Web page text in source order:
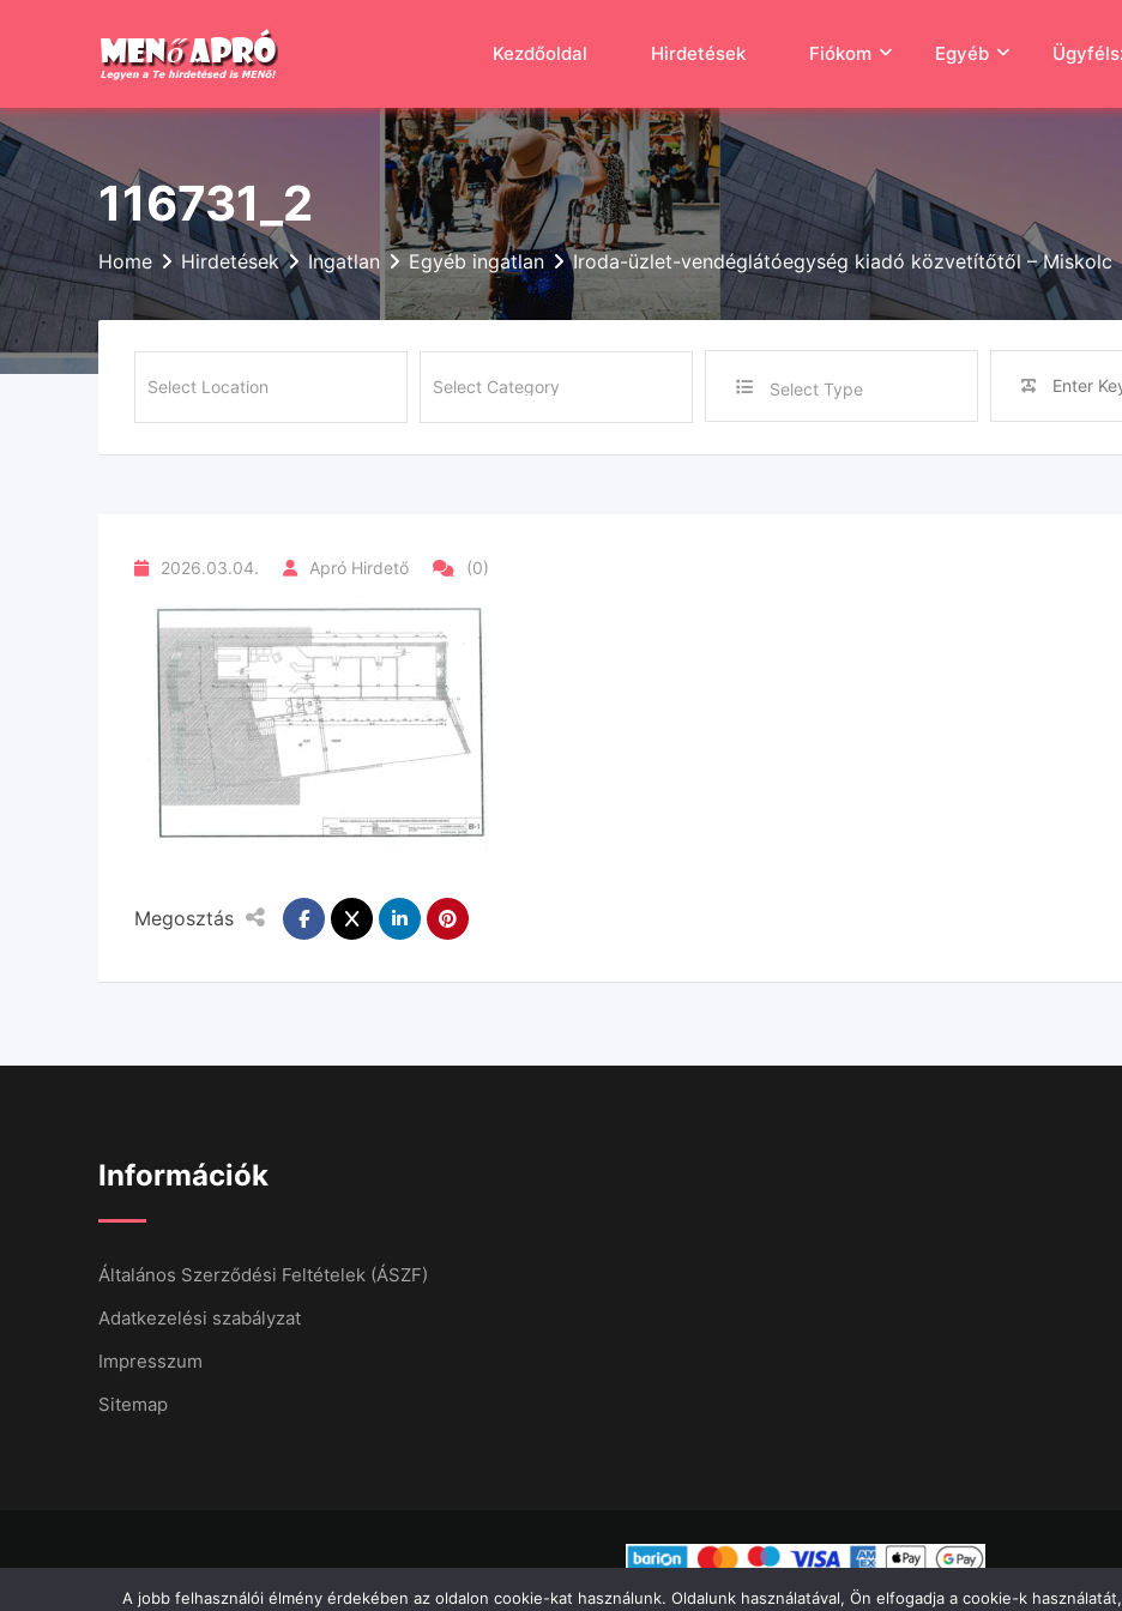
Kezdőoldal Hirdetések Fiókom Egyéb
116731_2
Home Hirdetések Ingatlan Egyéb ingatlan Iroda-üzlet-vendéglátóegység kiadó közvetítőtől – Miskolc
Select Type
2026.03.04. Apró Hirdető (0)
Megosztás
Információk
Általános Szerződési Feltételek (ÁSZF)
Adatkezelési szabályzat
Impresszum
Sitemap
A jobb felhasználói élmény érdekében az oldalon cookie-kat használunk. Oldalunk használatával, Ön elfogadja a cookie-k